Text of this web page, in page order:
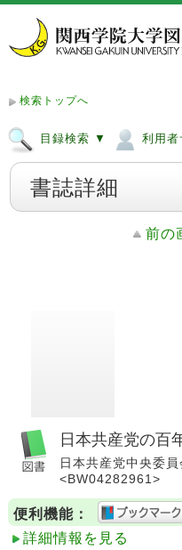
検索トップへ
目録検索 ▼ 利用
書誌詳細
前の
日本共産党の百
日本共産党中央委
<BW04282961>
便利機能：
詳細情報を見る